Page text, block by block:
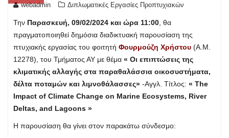
webadmin Διπλωματικές Εργασίες Προπτυχιακών
Την Παρασκευή, 09/02/2024 και ώρα 11:00 , θα
πραγματοποιηθεί δημόσια διαδικτυακή παρουσίαση της
πτυχιακής εργασίας του φοιτητή Φουρμούζη Χρήστου (Α.Μ.
12278), του Τμήματος ΑΥ με θέμα « Οι επιπτώσεις της
κλιματικής αλλαγής στα παραθαλάσσια οικοσυστήματα,
δέλτα ποταμών και λιμνοθάλασσες» -Αγγλ. Τίτλος: « The
Impact of Climate Change on Marine Ecosystems, River
Deltas, and Lagoons »
Η παρουσίαση θα γίνει στον παρακάτω σύνδεσμο: